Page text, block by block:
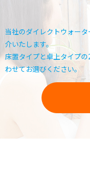
当社のダイレクトウォー
介いたします。
床置タイプと卓上タイプ
わせてお選びください。